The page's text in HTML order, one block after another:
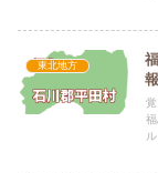
東北地方
報